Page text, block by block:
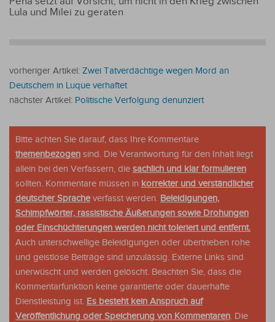
Lula und Milei zu geraten
vorheriger Artikel: Zwei Tatverdächtige wegen Mord an
Deutschem in Luque verhaftet
nächster Artikel: Politische Verfolgung denunziert
Bitte achten Sie darauf, dass Ihre Kommentare
themenbezogen sind. Die Verantwortung für den Inhalt liegt
allein bei den Verfassern, die sachlich und klar formulieren
sollten. Kommentare müssen in korrekter und verständlicher
deutscher Spracheverfasst werden. Beleidigungen,
Schimpfwörter, rassistische Äußerungen sowie Drohungen
oder Einschüchterungen werden nicht toleriert und entfernt.
Auch unterschwellige Beleidigungen oder übertrieben rohe
und geistlose Beiträge sind unzulässig. Externe Links sind
unerwüscht und werden gelöscht. Beachten Sie, dass die
Kommentarfunktion keine garantierte oder dauerhafte
Dienstleistung ist. Es besteht kein Anspruch auf
Veröffentlichung oder Speicherung von Kommentaren. Die